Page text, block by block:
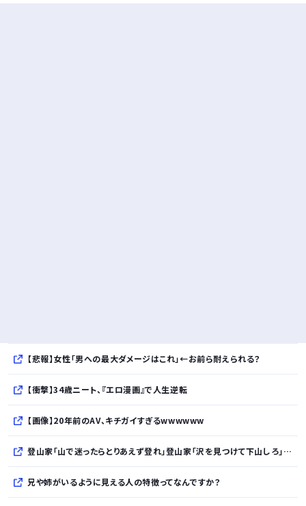
【悲報】女性「男への最大ダメージはこれ」←お前ら耐えられる？
【衝撃】34歳ニート、『エロ漫画』で人生逆転
【画像】20年前のAV、キチガイすぎるwwwwww
登山家「山で迷ったらとりあえず登れ」登山家「沢を見つけて下山しろ」←これ結局どっちが正解なの？
兄や姉がいるように見える人の特徴ってなんですか？